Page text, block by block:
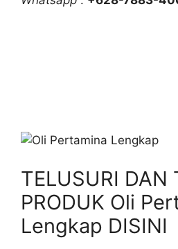
TELUSURI DAN
PRODUK Oli
Lengkap DISINI